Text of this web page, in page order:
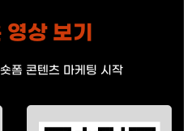
상 보기
폼 콘텐츠 마케팅 시작